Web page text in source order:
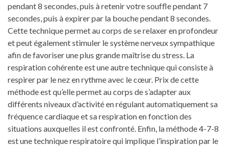
pendant 8 secondes, puis à retenir votre souffle pendant 7
secondes, puis à expirer par la bouche pendant 8 secondes.
Cette technique permet au corps de se relaxer en profondeur
et peut également stimuler le système nerveux sympathique
afin de favoriser une plus grande maîtrise du stress. La
respiration cohérente est une autre technique qui consiste à
respirer par le nez en rythme avec le cœur. Prix ​​de cette
méthode est qu’elle permet au corps de s’adapter aux
différents niveaux d’activité en régulant automatiquement sa
fréquence cardiaque et sa respiration en fonction des
situations auxquelles il est confronté. Enfin, la méthode 4-7-8
est une technique respiratoire qui implique l’inspiration par le